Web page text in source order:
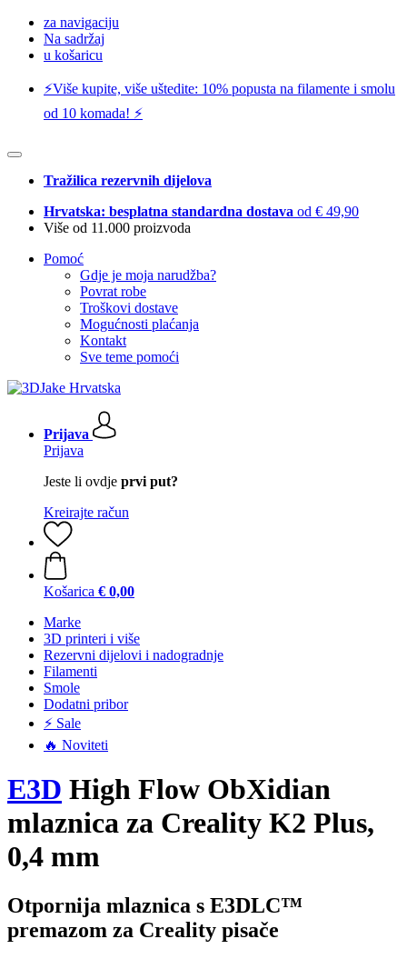
za navigaciju
Na sadržaj
u košaricu
⚡️Više kupite, više uštedite: 10% popusta na filamente i smolu
od 10 komada! ⚡️
Tražilica rezervnih dijelova
Hrvatska: besplatna standardna dostava od € 49,90
Više od 11.000 proizvoda
Pomoć
Gdje je moja narudžba?
Povrat robe
Troškovi dostave
Mogućnosti plaćanja
Kontakt
Sve teme pomoći
Prijava
Prijava
Jeste li ovdje prvi put?
Kreirajte račun
Košarica € 0,00
Marke
3D printeri i više
Rezervni dijelovi i nadogradnje
Filamenti
Smole
Dodatni pribor
⚡ Sale
🔥 Noviteti
E3D High Flow ObXidian
mlaznica za Creality K2 Plus,
0,4 mm
Otpornija mlaznica s E3DLC™
premazom za Creality pisače